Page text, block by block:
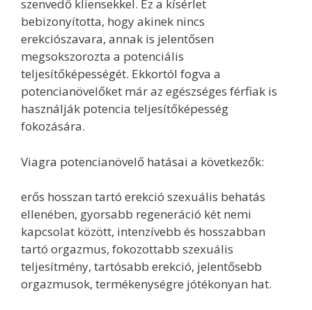
szenvedő kliensekkel. Ez a kísérlet
bebizonyította, hogy akinek nincs
erekciószavara, annak is jelentősen
megsokszorozta a potenciális
teljesítőképességét. Ekkortól fogva a
potencianövelőket már az egészséges férfiak is
használják potencia teljesítőképesség
fokozására.
Viagra potencianövelő hatásai a következők:
erős hosszan tartó erekció szexuális behatás
ellenében, gyorsabb regeneráció két nemi
kapcsolat között, intenzívebb és hosszabban
tartó orgazmus, fokozottabb szexuális
teljesítmény, tartósabb erekció, jelentősebb
orgazmusok, termékenységre jótékonyan hat.